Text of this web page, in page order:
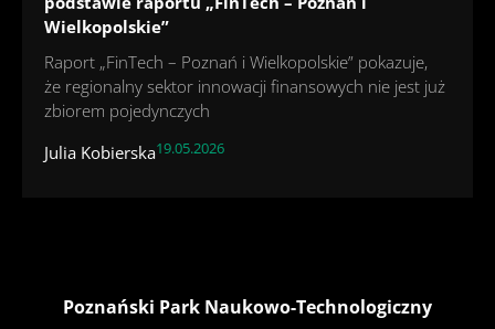
Wielkopolskie”
Raport „FinTech – Poznań i Wielkopolskie” pokazuje,
że regionalny sektor innowacji finansowych nie jest już
zbiorem pojedynczych
Julia Kobierska19.05.2026
Poznański Park Naukowo-Technologiczny